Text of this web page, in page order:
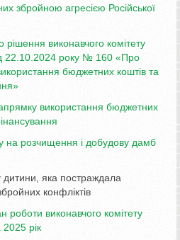
збройною агресією Російської
виконавчого комітету
22.10.2024 року № 160 «Про
бюджетних коштів та
використання бюджетних
на розчищення і добудову дамб
яка постраждала
конфліктів
роботи виконавчого комітету
2025 рік